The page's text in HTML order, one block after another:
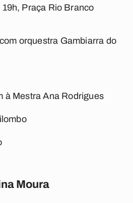
Praça Rio Branco
orquestra Gambiarra do
à Mestra Ana Rodrigues
Moura